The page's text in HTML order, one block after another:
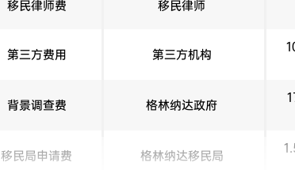
移民律师费 移民律师
第三方费用 第三方机构
背景调查费 格林纳达政府
移民局申请费 格林纳达移民局